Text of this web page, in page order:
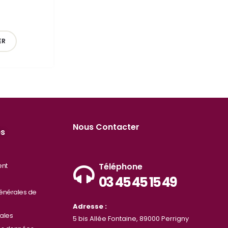
de
Nous Contacter
Téléphone
03 45 45 15 49
Adresse :
5 bis Allée Fontaine, 89000 Perrigny